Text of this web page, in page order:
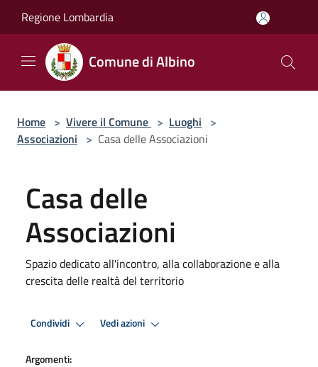
Regione Lombardia
Comune di Albino
Home > Vivere il Comune > Luoghi >
Associazioni > Casa delle Associazioni
Casa delle
Associazioni
Spazio dedicato all'incontro, alla collaborazione e alla
crescita delle realtà del territorio
Condividi Vedi azioni
Argomenti: